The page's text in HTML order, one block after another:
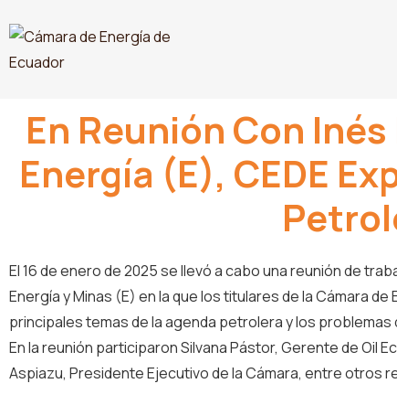
En Reunión Con
Energía (E), CEDE
El 16 de enero de 2025 se llevó a cabo una reunión de
Energía y Minas (E) en la que los titulares de la Cámara
principales temas de la agenda petrolera y los
En la reunión participaron Silvana Pástor, Gerente de Oil
Aspiazu, Presidente Ejecutivo de la Cámara, entre otros